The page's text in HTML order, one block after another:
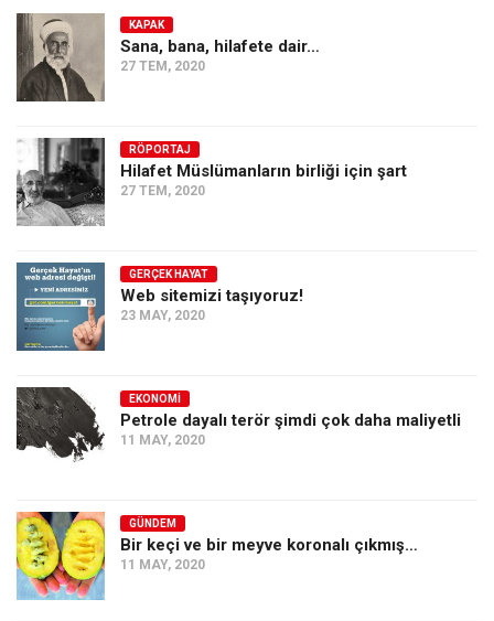
KAPAK
Sana, bana, hilafete dair…
27 TEM, 2020
RÖPORTAJ
Hilafet Müslümanların birliği için şart
27 TEM, 2020
GERÇEK HAYAT
Web sitemizi taşıyoruz!
23 MAY, 2020
EKONOMI
Petrole dayalı terör şimdi çok daha maliyetli
11 MAY, 2020
GÜNDEM
Bir keçi ve bir meyve koronalı çıkmış…
11 MAY, 2020